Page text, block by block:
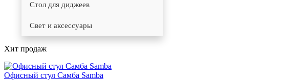
Стол для диджеев
Свет и аксессуары
Хит продаж
Офисный стул Самба Samba